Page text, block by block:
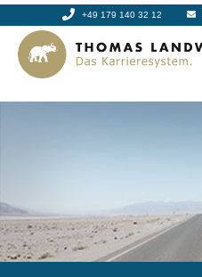
+49 179 140 32 12